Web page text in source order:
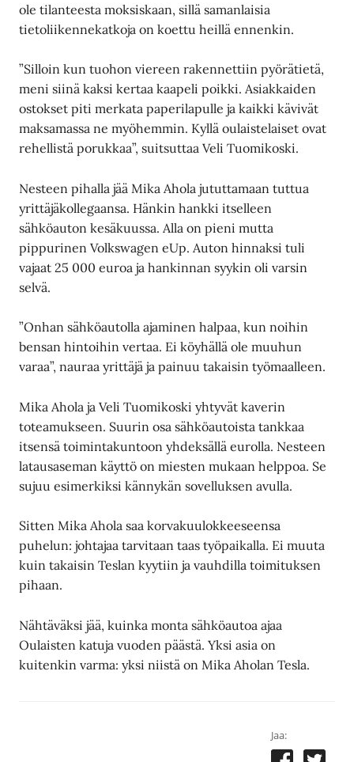
ole tilanteesta moksiskaan, sillä samanlaisia
tietoliikennekatkoja on koettu heillä ennenkin.
”Silloin kun tuohon viereen rakennettiin pyörätietä,
meni siinä kaksi kertaa kaapeli poikki. Asiakkaiden
ostokset piti merkata paperilapulle ja kaikki kävivät
maksamassa ne myöhemmin. Kyllä oulaistelaiset ovat
rehellistä porukkaa”, suitsuttaa Veli Tuomikoski.
Nesteen pihalla jää Mika Ahola jututtamaan tuttua
yrittäjäkollegaansa. Hänkin hankki itselleen
sähköauton kesäkuussa. Alla on pieni mutta
pippurinen Volkswagen eUp. Auton hinnaksi tuli
vajaat 25 000 euroa ja hankinnan syykin oli varsin
selvä.
”Onhan sähköautolla ajaminen halpaa, kun noihin
bensan hintoihin vertaa. Ei köyhällä ole muuhun
varaa”, nauraa yrittäjä ja painuu takaisin työmaalleen.
Mika Ahola ja Veli Tuomikoski yhtyvät kaverin
toteamukseen. Suurin osa sähköautoista tankkaa
itsensä toimintakuntoon yhdeksällä eurolla. Nesteen
latausaseman käyttö on miesten mukaan helppoa. Se
sujuu esimerkiksi kännykän sovelluksen avulla.
Sitten Mika Ahola saa korvakuulokkeeseensa
puhelun: johtajaa tarvitaan taas työpaikalla. Ei muuta
kuin takaisin Teslan kyytiin ja vauhdilla toimituksen
pihaan.
Nähtäväksi jää, kuinka monta sähköautoa ajaa
Oulaisten katuja vuoden päästä. Yksi asia on
kuitenkin varma: yksi niistä on Mika Aholan Tesla.
Jaa: